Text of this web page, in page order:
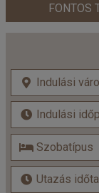
FONTOS